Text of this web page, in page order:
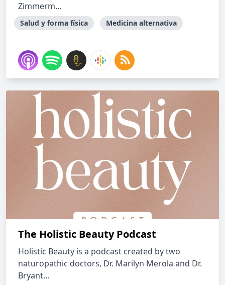
Zimmerm...
Salud y forma física Medicina alternativa
The Holistic Beauty Podcast
Holistic Beauty is a podcast created by two
naturopathic doctors, Dr. Marilyn Merola and Dr.
Bryant...